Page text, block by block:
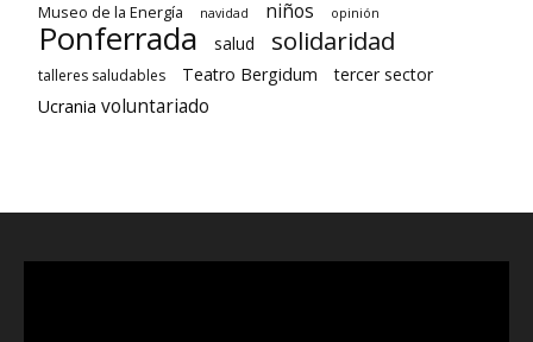
Museo de la Energía navidad niños opinión
Ponferrada salud solidaridad
talleres saludables Teatro Bergidum
tercer sector
Ucrania voluntariado